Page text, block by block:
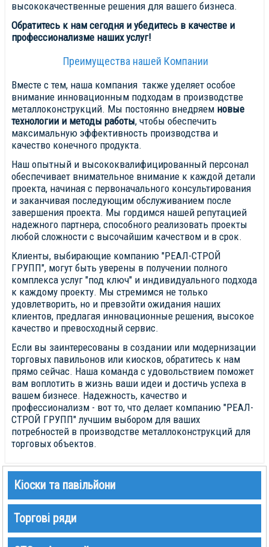
высококачественные решения для вашего бизнеса.
Обратитесь к нам сегодня и убедитесь в качестве и
профессионализме наших услуг!
Преимущества нашей Компании
Вместе с тем, наша компания также уделяет особое
внимание инновационным подходам в производстве
металлоконструкций. Мы постоянно внедряем новые
технологии и методы работы, чтобы обеспечить
максимальную эффективность производства и
качество конечного продукта.
Наш опытный и высококвалифицированный персонал
обеспечивает внимательное внимание к каждой детали
проекта, начиная с первоначального консультирования
и заканчивая последующим обслуживанием после
завершения проекта. Мы гордимся нашей репутацией
надежного партнера, способного реализовать проекты
любой сложности с высочайшим качеством и в срок.
Клиенты, выбирающие компанию "РЕАЛ-СТРОЙ
ГРУПП", могут быть уверены в получении полного
комплекса услуг "под ключ" и индивидуального подхода
к каждому проекту. Мы стремимся не только
удовлетворить, но и превзойти ожидания наших
клиентов, предлагая инновационные решения, высокое
качество и превосходный сервис.
Если вы заинтересованы в создании или модернизации
торговых павильонов или киосков, обратитесь к нам
прямо сейчас. Наша команда с удовольствием поможет
вам воплотить в жизнь ваши идеи и достичь успеха в
вашем бизнесе. Надежность, качество и
профессионализм - вот то, что делает компанию "РЕАЛ-
СТРОЙ ГРУПП" лучшим выбором для ваших
потребностей в производстве металлоконструкций для
торговых объектов.
Кіоски та павільйони
Торгові ряди